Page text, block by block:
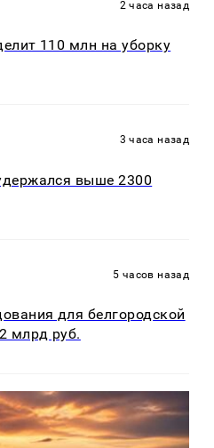
2 часа назад
110 млн на уборку
3 часа назад
выше 2300
5 часов назад
для белгородской
млрд руб.